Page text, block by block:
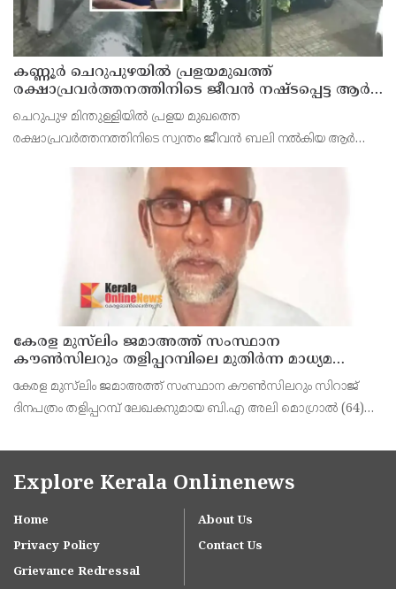
കണ്ണൂർ ചെറുപുഴയിൽ പ്രളയമുഖത്ത്
രക്ഷാപ്രവർത്തനത്തിനിടെ ജീവൻ നഷ്ടപ്പെട്ട ആർ.
രാജേഷിൻ്റെ ഭൗതിക ശരീരത്തോട് അനാദരവ്
കാണിച്ചതായി ആരോപണം
ചെറുപുഴ മിന്തുള്ളിയിൽ പ്രളയ മുഖത്തെ
രക്ഷാപ്രവർത്തനത്തിനിടെ സ്വന്തം ജീവൻ ബലി നൽകിയ ആർ
മൃതദേഹം തിരുവനന്തപുരത്തെ
കേരള മുസ്‌ലിം ജമാഅത്ത് സംസ്ഥാന
കൗൺസിലറും തളിപ്പറമ്പിലെ മുതിർന്ന മാധ്യമ
പ്രവർത്തകനുമായ ബി എ അലി മൊഗ്രാൽ
നിര്യാതനായി
കേരള മുസ്‌ലിം ജമാഅത്ത് സംസ്ഥാന കൗൺസിലറും സിറാജ്
ദിനപത്രം തളിപ്പറമ്പ് ലേഖകനുമായ ബി.എ അലി മൊഗ്രാൽ (64)
ജമാഅത്ത് ജില്ലാ സെക്രട്ടറി, എസ്.വൈ.എ
Explore Kerala Onlinenews
Home
About Us
Privacy Policy
Contact Us
Grievance Redressal